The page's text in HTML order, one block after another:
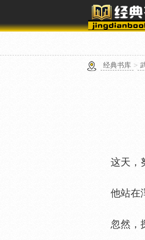
经典书库 >
这天，努
他站在浑
忽然，探